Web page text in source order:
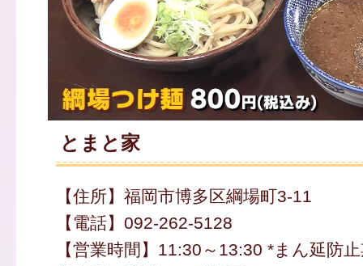
とまと家
【住所】福岡市博多区綱場町3-11
【電話】092-262-5128
【営業時間】11:30～13:30 *まん延防